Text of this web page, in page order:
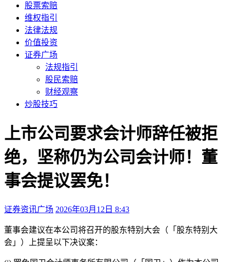
股票索赔
维权指引
法律法规
价值投资
证券广场
法规指引
股民索赔
财经观察
炒股技巧
上市公司要求会计师辞任被拒
绝，坚称仍为公司会计师！董
事会提议罢免！
证券资讯广场 2026年03月12日 8:43
董事会建议在本公司将召开的股东特别大会（「股东特别大
会」）上提呈以下决议案：